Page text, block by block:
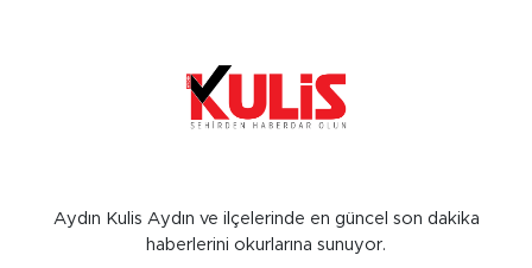
Aydın Kulis Aydın ve ilçelerinde en güncel son dakika
haberlerini okurlarına sunuyor.